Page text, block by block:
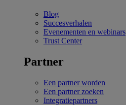
Blog
Succesverhalen
Evenementen en webinars
Trust Center
Partner
Een partner worden
Een partner zoeken
Integratiepartners